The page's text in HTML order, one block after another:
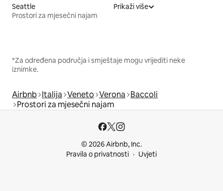
Seattle
Prostori za mjesečni najam
Prikaži više
*Za određena područja i smještaje mogu vrijediti neke
iznimke.
Airbnb Italija Veneto Verona Baccoli
Prostori za mjesečni najam
© 2026 Airbnb, Inc.
Pravila o privatnosti
Uvjeti